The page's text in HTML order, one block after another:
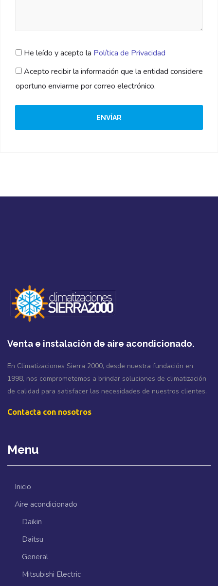
He leído y acepto la Política de Privacidad
Acepto recibir la información que la entidad considere
oportuno enviarme por correo electrónico.
Venta e instalación de aire acondicionado.
En Climatizaciones Sierra 2000, desde nuestra fundación en
1998, nos comprometemos a brindar soluciones de climatización
de calidad para satisfacer las necesidades de nuestros clientes.
Contacta con nosotros
Menu
Inicio
Aire acondicionado
Daikin
Daitsu
General
Mitsubishi Electric